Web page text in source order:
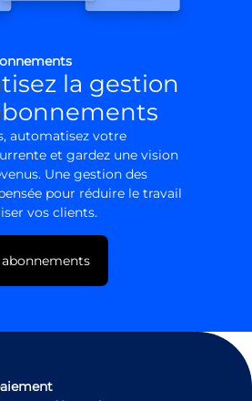
la gestion
automatisez votre
et gardez une vision
Une gestion des
pour réduire le travail
vos clients.